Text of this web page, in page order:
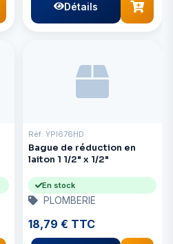
Détails
Réf: YPI676HD
Bague de réduction en
laiton 1 1/2" x 1/2"
En stock
PLOMBERIE
18,79 € TTC